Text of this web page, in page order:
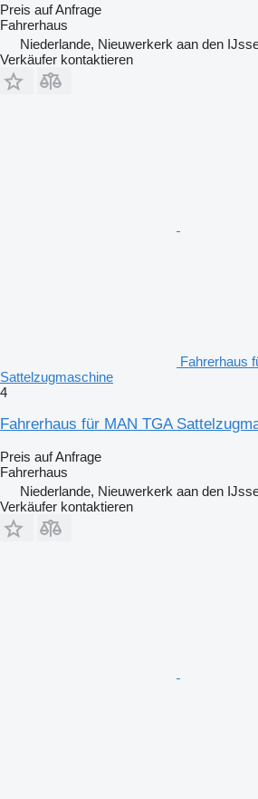
Preis auf Anfrage
Fahrerhaus
Niederlande, Nieuwerkerk aan den
Verkäufer kontaktieren
Fahrerhaus
Sattelzugmaschine
4
Fahrerhaus für MAN TGA
Preis auf Anfrage
Fahrerhaus
Niederlande, Nieuwerkerk aan den
Verkäufer kontaktieren